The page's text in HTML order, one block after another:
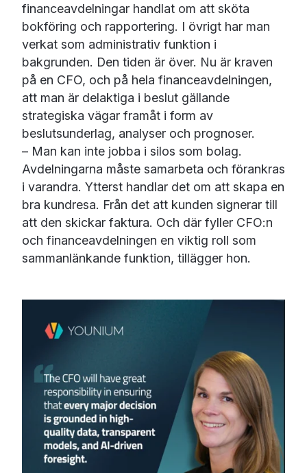
financeavdelningar handlat om att sköta
bokföring och rapportering. I övrigt har man
verkat som administrativ funktion i
bakgrunden. Den tiden är över. Nu är kraven
på en CFO, och på hela financeavdelningen,
att man är delaktiga i beslut gällande
strategiska vägar framåt i form av
beslutsunderlag, analyser och prognoser.
– Man kan inte jobba i silos som bolag.
Avdelningarna måste samarbeta och förankras
i varandra. Ytterst handlar det om att skapa en
bra kundresa. Från det att kunden signerar till
att den skickar faktura. Och där fyller CFO:n
och financeavdelningen en viktig roll som
sammanlänkande funktion, tillägger hon.